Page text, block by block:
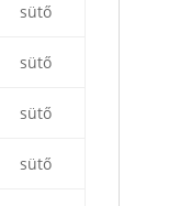
sütő
sütő
sütő
sütő